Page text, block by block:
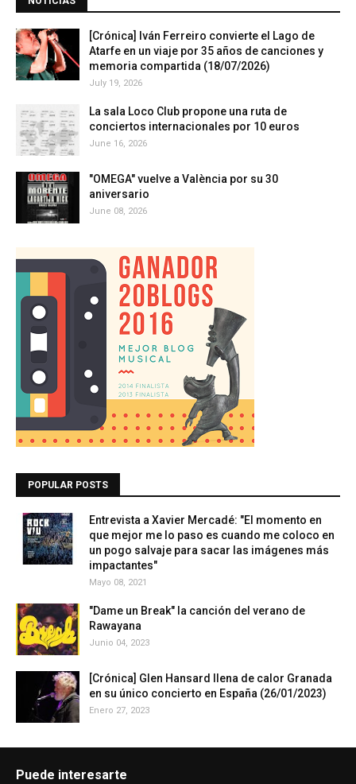
[Crónica] Iván Ferreiro convierte el Lago de
Atarfe en un viaje por 35 años de canciones y
memoria compartida (18/07/2026)
July 19, 2026
La sala Loco Club propone una ruta de
conciertos internacionales por 10 euros
June 16, 2026
"OMEGA" vuelve a València por su 30
aniversario
June 08, 2026
POPULAR POSTS
Entrevista a Xavier Mercadé: "El momento en
que mejor me lo paso es cuando me coloco en
un pogo salvaje para sacar las imágenes más
impactantes"
Mayo 08, 2021
"Dame un Break" la canción del verano de
Rawayana
Junio 04, 2023
[Crónica] Glen Hansard llena de calor Granada
en su único concierto en España (26/01/2023)
Enero 27, 2023
Puede interesarte